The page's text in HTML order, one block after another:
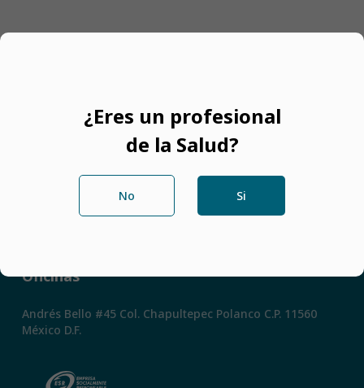
Redes Sociales
Oficinas
Andrés Bello #45 Col. Chapultepec Polanco C.P. 11560
México D.F.
¿Eres un profesional
de la Salud?
No Si